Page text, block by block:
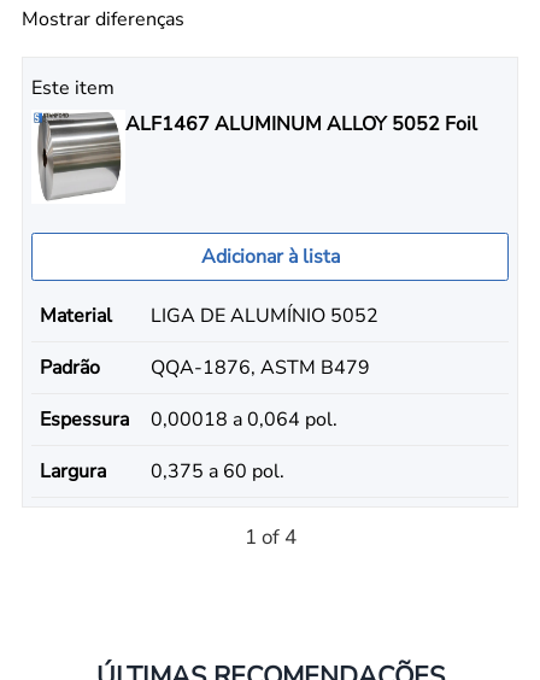
Mostrar diferenças
Este item
ALF1467 ALUMINUM ALLOY 5052 Foil
Adicionar à lista
Material
LIGA DE ALUMÍNIO 5052
Padrão
QQA-1876, ASTM B479
Espessura
0,00018 a 0,064 pol.
Largura
0,375 a 60 pol.
1 of 4